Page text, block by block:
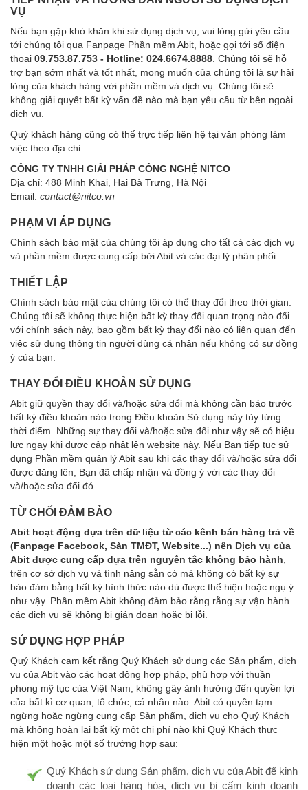
VỤ
Nếu bạn gặp khó khăn khi sử dụng dịch vụ, vui lòng gửi yêu cầu
tới chúng tôi qua Fanpage Phần mềm Abit, hoặc gọi tới số điện
thoại 09.753.87.753 - Hotline: 024.6674.8888 . Chúng tôi sẽ hỗ
trợ bạn sớm nhất và tốt nhất, mong muốn của chúng tôi là sự hài
lòng của khách hàng với phần mềm và dịch vụ. Chúng tôi sẽ
không giải quyết bất kỳ vấn đề nào mà bạn yêu cầu từ bên ngoài
dịch vụ.
Quý khách hàng cũng có thể trực tiếp liên hệ tại văn phòng làm
việc theo địa chỉ:
CÔNG TY TNHH GIẢI PHÁP CÔNG NGHỆ NITCO
Địa chỉ: 488 Minh Khai, Hai Bà Trưng, Hà Nội
Email: contact@nitco.vn
PHẠM VI ÁP DỤNG
Chính sách bảo mật của chúng tôi áp dụng cho tất cả các dịch vụ
và phần mềm được cung cấp bởi Abit và các đại lý phân phối.
THIẾT LẬP
Chính sách bảo mật của chúng tôi có thể thay đổi theo thời gian.
Chúng tôi sẽ không thực hiện bất kỳ thay đổi quan trọng nào đối
với chính sách này, bao gồm bất kỳ thay đổi nào có liên quan đến
việc sử dụng thông tin người dùng cá nhân nếu không có sự đồng
ý của bạn.
THAY ĐỔI ĐIỀU KHOẢN SỬ DỤNG
Abit giữ quyền thay đổi và/hoặc sửa đổi mà không cần báo trước
bất kỳ điều khoản nào trong Điều khoản Sử dụng này tùy từng
thời điểm. Những sự thay đổi và/hoặc sửa đổi như vậy sẽ có hiệu
lực ngay khi được cập nhật lên website này. Nếu Bạn tiếp tục sử
dụng Phần mềm quản lý Abit sau khi các thay đổi và/hoặc sửa đổi
được đăng lên, Bạn đã chấp nhận và đồng ý với các thay đổi
và/hoặc sửa đổi đó.
TỪ CHỐI ĐẢM BẢO
Abit hoạt động dựa trên dữ liệu từ các kênh bán hàng trả về
(Fanpage Facebook, Sàn TMĐT, Website...) nên Dịch vụ của
Abit được cung cấp dựa trên nguyên tắc không bảo hành
trên cơ sở dịch vụ và tính năng sẵn có mà không có bất kỳ sự
bảo đảm bằng bất kỳ hình thức nào dù được thể hiện hoặc ngụ ý
như vậy. Phần mềm Abit không đảm bảo rằng rằng sự vận hành
các dịch vụ sẽ không bị gián đoạn hoặc bị lỗi.
SỬ DỤNG HỢP PHÁP
Quý Khách cam kết rằng Quý Khách sử dụng các Sản phẩm, dịch
vụ của Abit vào các hoạt động hợp pháp, phù hợp với thuần
phong mỹ tục của Việt Nam, không gây ảnh hưởng đến quyền lợi
của bất kì cơ quan, tổ chức, cá nhân nào. Abit có quyền tạm
ngừng hoặc ngừng cung cấp Sản phẩm, dịch vụ cho Quý Khách
mà không hoàn lại bất kỳ một chi phí nào khi Quý Khách thực
hiện một hoặc một số trường hợp sau:
Quý Khách sử dụng Sản phẩm, dịch vụ của Abit để kinh
doanh các loại hàng hóa, dịch vụ bị cấm kinh doanh